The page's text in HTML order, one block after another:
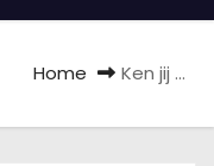
Home Ken jij …